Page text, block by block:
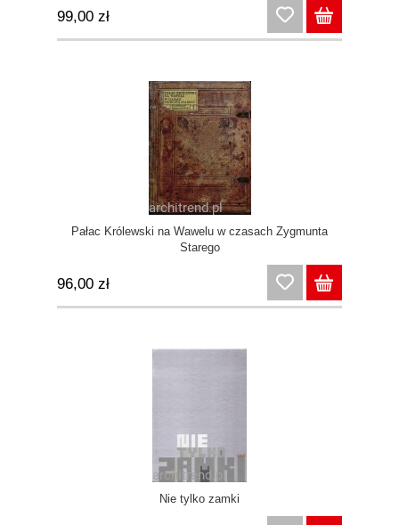
99,00 zł
Pałac Królewski na Wawelu w czasach Zygmunta
Starego
96,00 zł
Nie tylko zamki